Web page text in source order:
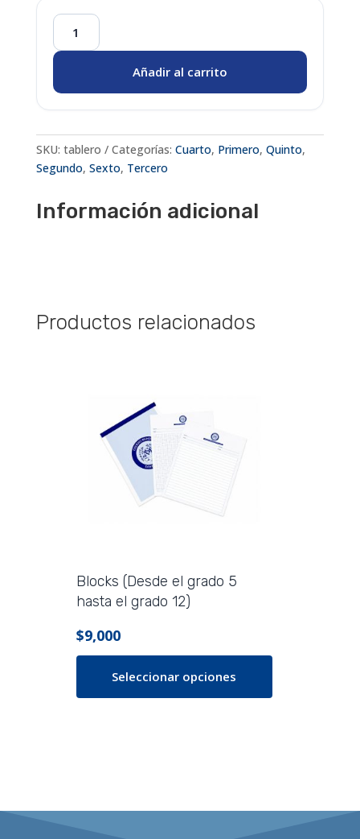
Tablero
(Desde
el
grado
1
hasta
grado
Añadir al carrito
SKU: tablero Categorías: Cuarto, Primero, Quinto,
Segundo, Sexto, Tercero
Información adicional
Productos relacionados
Blocks (Desde el grado 5
hasta el grado 12)
$9,000
Seleccionar opciones